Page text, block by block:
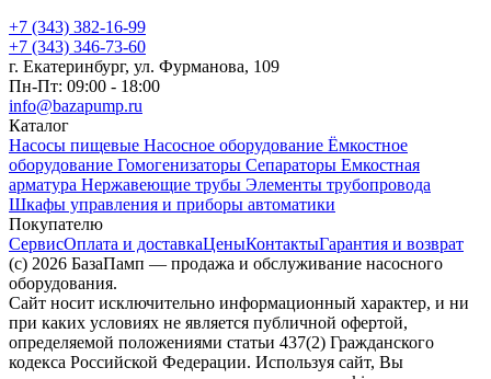
+7 (343) 382-16-99
+7 (343) 346-73-‬60
г. Екатеринбург, ул. Фурманова, 109
Пн-Пт: 09:00 - 18:00
info@bazapump.ru
Каталог
Насосы пищевые Насосное оборудование Ёмкостное
оборудование Гомогенизаторы Сепараторы Емкостная
арматура Нержавеющие трубы Элементы трубопровода
Шкафы управления и приборы автоматики
Покупателю
СервисОплата и доставкаЦеныКонтактыГарантия и возврат
(c) 2026 БазаПамп — продажа и обслуживание насосного
оборудования.
Сайт носит исключительно информационный характер, и ни
при каких условиях не является публичной офертой,
определяемой положениями статьи 437(2) Гражданского
кодекса Российской Федерации. Используя сайт, Вы